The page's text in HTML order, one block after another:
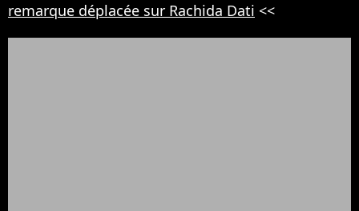
remarque déplacée sur Rachida Dati <<